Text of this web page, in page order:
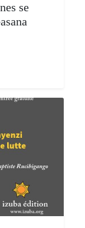
se